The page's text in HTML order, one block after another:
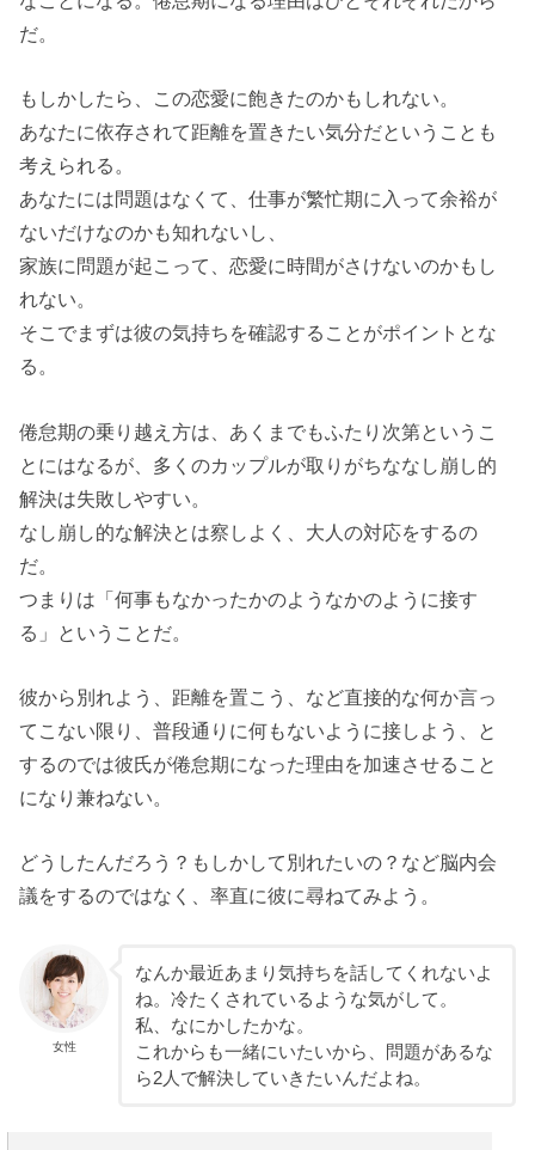
だ。
もしかしたら、この恋愛に飽きたのかもしれない。
あなたに依存されて距離を置きたい気分だということも
考えられる。
あなたには問題はなくて、仕事が繁忙期に入って余裕が
ないだけなのかも知れないし、
家族に問題が起こって、恋愛に時間がさけないのかもし
れない。
そこでまずは彼の気持ちを確認することがポイントとな
る。
倦怠期の乗り越え方は、あくまでもふたり次第というこ
とにはなるが、多くのカップルが取りがちななし崩し的
解決は失敗しやすい。
なし崩し的な解決とは察しよく、大人の対応をするの
だ。
つまりは「何事もなかったかのようなかのように接す
る」ということだ。
彼から別れよう、距離を置こう、など直接的な何か言っ
てこない限り、普段通りに何もないように接しよう、と
するのでは彼氏が倦怠期になった理由を加速させること
になり兼ねない。
どうしたんだろう？もしかして別れたいの？など脳内会
議をするのではなく、率直に彼に尋ねてみよう。
女性
なんか最近あまり気持ちを話してくれないよ
ね。冷たくされているような気がして。
私、なにかしたかな。
これからも一緒にいたいから、問題があるな
ら2人で解決していきたいんだよね。